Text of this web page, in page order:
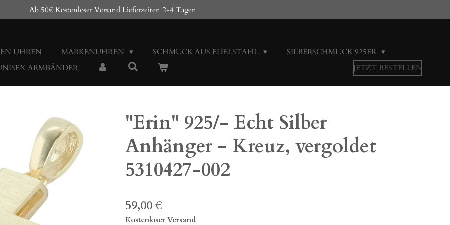
Ab 50€ Kostenloser Versand Lieferzeiten 2-4 Tagen
UHREN MARKENUHREN SCHMUCK AUS EDELSTAHL
SILBERSCHMUCK 925ER
ARMBÄNDER JETZT BESTELLEN
"Erin" 925/- Echt Silber
Anhänger - Kreuz, vergoldet
5310427-002
59,00 €
Kostenloser Versand